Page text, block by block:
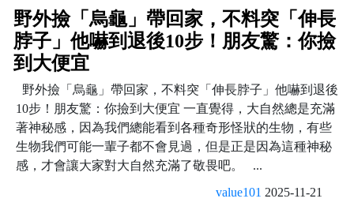
野外撿「烏龜」帶回家，不料突「伸長
脖子」他嚇到退後10步！朋友驚：你撿
到大便宜
野外撿「烏龜」帶回家，不料突「伸長脖子」他嚇到退後
10步！朋友驚：你撿到大便宜 一直覺得，大自然總是充滿
著神秘感，因為我們總能看到各種奇形怪狀的生物，有些
生物我們可能一輩子都不會見過，但是正是因為這種神秘
感，才會讓大家對大自然充滿了敬畏吧。 ...
value101 2025-11-21